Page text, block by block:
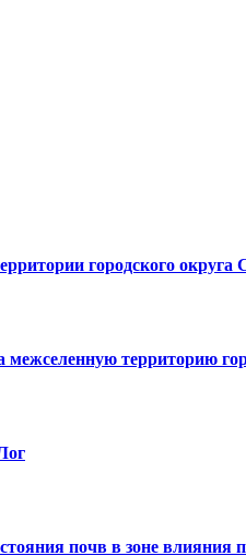
городского
межселенную территорию
почв в зоне влияния